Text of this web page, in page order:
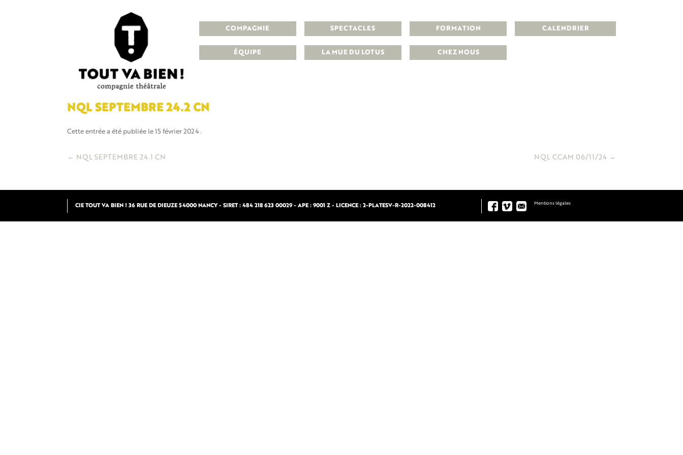
COMPAGNIE
ÉQUIPE
SPECTACLES
LA MUE DU LOTUS
FORMATION
CHEZ NOUS
CALENDRIER
NQL SEPTEMBRE 24.2 CN
Cette entrée a été publiée le 15 février 2024 .
Navigation
← NQL SEPTEMBRE 24.1 CN NQL CCAM 06/11/24 →
CIE TOUT VA BIEN ! 36 RUE DE DIEUZE 54000 NANCY - SIRET : 484 218 623 00029 - APE : 9001 Z - LICENCE : 2-PLATESV-R-2022-008412 Mentions légales